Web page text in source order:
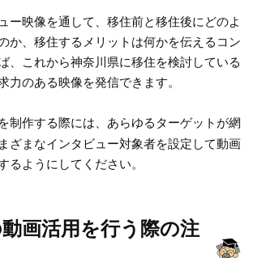
ー映像を通して、移住前と移住後にどのよ
か、移住するメリットは何かを伝えるコン
、これから神奈川県に移住を検討している
力のある映像を発信できます。
を制作する際には、あらゆるターゲットが網
ざまなインタビュー対象者を設定して動画
るようにしてください。
画活用を行う際の注